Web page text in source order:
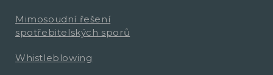
Mimosoudní řešení
spotřebitelských sporů
Whistleblowing